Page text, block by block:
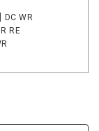
DC WR
RE